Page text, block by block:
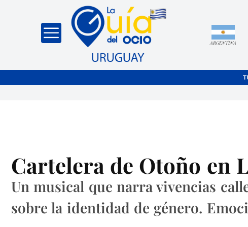
ARGENTINA
Cartelera de Otoño en
Un musical que narra vivencias
sobre la identidad de género.